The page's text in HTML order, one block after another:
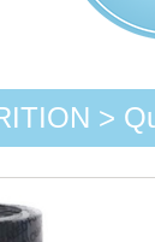
>